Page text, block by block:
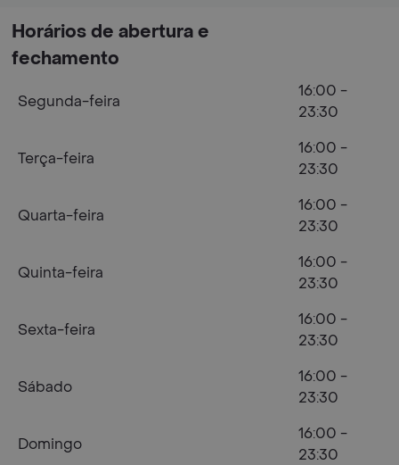
Horários de abertura e
fechamento
Segunda-feira
16:00 -
23:30
Terça-feira
16:00 -
23:30
Quarta-feira
16:00 -
23:30
Quinta-feira
16:00 -
23:30
Sexta-feira
16:00 -
23:30
Sábado
16:00 -
23:30
Domingo
16:00 -
23:30